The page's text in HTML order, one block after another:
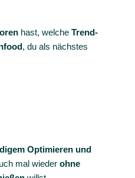
hast, welche Trend-
, du als nächstes
Optimieren und
mal wieder ohne